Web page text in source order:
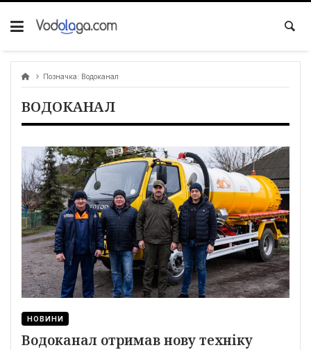
Позначка: Водоканал
ВОДОКАНАЛ
НОВИНИ
Водоканал отримав нову техніку